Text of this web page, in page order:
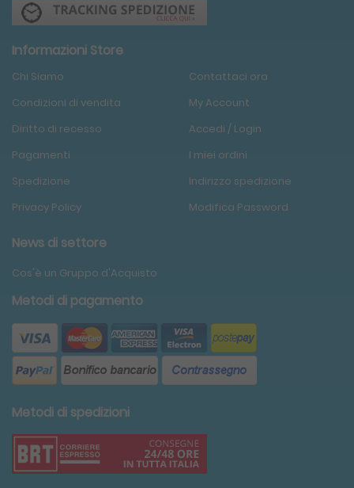
Metodi di pagamento
Metodi di spedizioni
Informazioni Store
Chi Siamo
Condizioni di vendita
Diritto di recesso
Pagamenti
Spedizione
Privacy Policy
Contattaci ora
My Account
Accedi / Login
I miei ordini
Indirizzo spedizione
Modifica Password
News di settore
Cos'è un Gruppo d'Acquisto